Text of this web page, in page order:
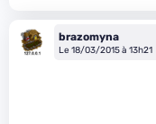
brazomyna
Le 18/03/2015 à 13h21